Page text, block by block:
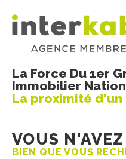
La Force Du 1er
Immobilier
La proximité
VOUS
BIEN QUE VOUS